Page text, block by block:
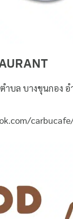
บล บางขุนกอง อ